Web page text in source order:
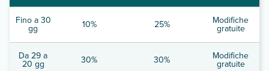
Fino a 30
gg 10% 25% Modifiche
gratuite
Da 29 a
20 gg 30% 30% Modifiche
gratuite